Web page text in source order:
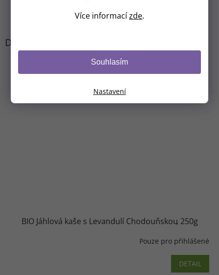
Více informacízde.
Nastavení
Souhlasím
Doporučujeme
BIO Jáhlová kaše s Levandulí Chodouňskou 250g
Pouze pro přihlášené
DETAIL